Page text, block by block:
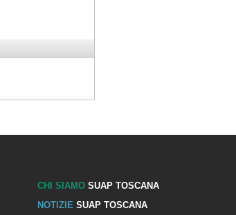
CHI SIAMOSUAP TOSCANA
NOTIZIE SUAP TOSCANA